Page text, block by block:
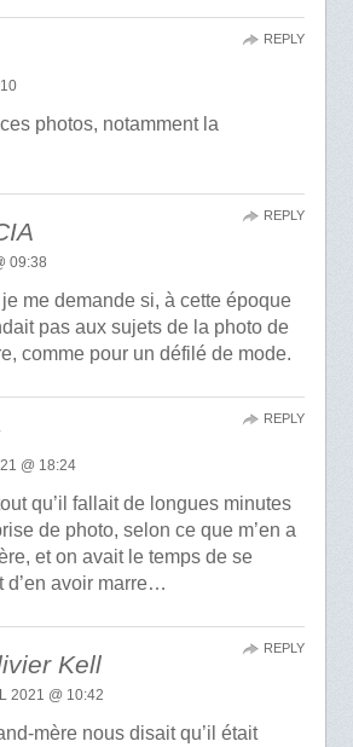
photos, notamment la
REPLY
09:38
me demande si, à cette époque
pas aux sujets de la photo de
comme pour un défilé de mode.
REPLY
@ 18:24
qu’il fallait de longues minutes
de photo, selon ce que m’en a
et on avait le temps de se
d’en avoir marre…
REPLY
Kell
2021 @ 10:42
mère nous disait qu’il était
REPLY